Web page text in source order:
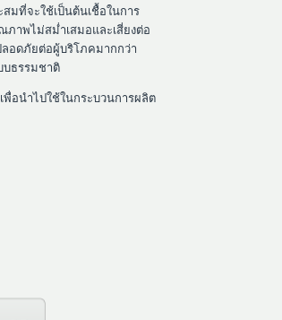
มที่จะใช้เป็นต้นเชื้อในการ
าพไม่สม่ำเสมอและเสี่ยงต่อ
อดภัยต่อผู้บริโภคมากกว่า
บธรรมชาติ
อนำไปใช้ในกระบวนการผลิต